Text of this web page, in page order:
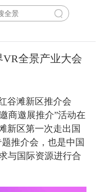
全景产业大会
谷滩新区推介会
商邀展推介”活动在
新区第一次走出国
推介会，也是中国
与国际资源进行合